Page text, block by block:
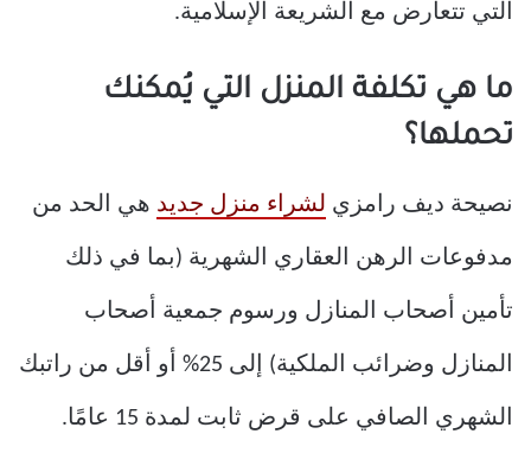
التي تتعارض مع الشريعة الإسلامية.
ما هي تكلفة المنزل التي يُمكنك
تحملها؟
نصيحة ديف رامزي لشراء منزل جديد هي الحد من
مدفوعات الرهن العقاري الشهرية (بما في ذلك
تأمين أصحاب المنازل ورسوم جمعية أصحاب
المنازل وضرائب الملكية) إلى 25% أو أقل من راتبك
الشهري الصافي على قرض ثابت لمدة 15 عامًا.